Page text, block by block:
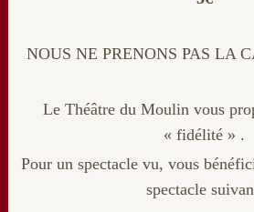
NOUS NE PRENONS PAS LA
Le Théâtre du Moulin vous
« fidélité » .
Pour un spectacle vu, vous
spectacle